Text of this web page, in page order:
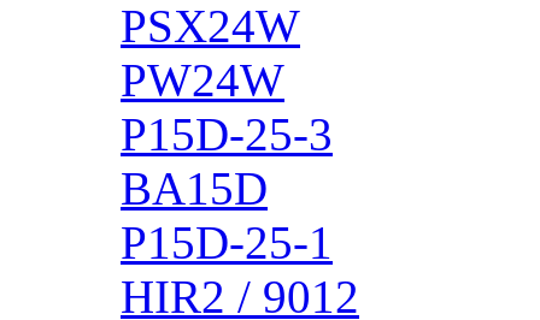
PSX24W
PW24W
P15D-25-3
BA15D
P15D-25-1
HIR2 / 9012